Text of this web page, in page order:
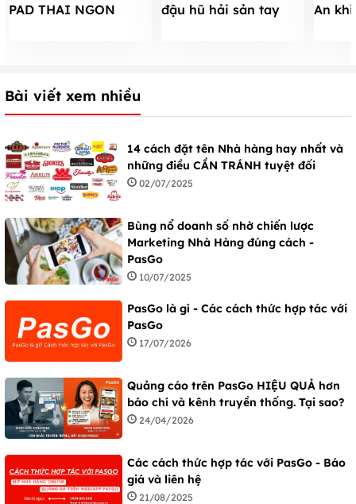
PAD THAI NGON
đậu hũ hải sản tay
An
Bài viết xem nhiều
14 cách đặt tên Nhà hàng hay nhất và
những điều CẦN TRÁNH tuyệt đối
02/07/2025
Bùng nổ doanh số nhờ chiến lược
Marketing Nhà Hàng đúng cách -
PasGo
10/07/2025
PasGo là gì - Các cách thức hợp tác với
PasGo
17/07/2026
Quảng cáo trên PasGo HIỆU QUẢ hơn
báo chí và kênh truyền thống. Tại sao?
24/04/2026
Các cách thức hợp tác với PasGo - Báo
giá và liên hệ
21/08/2025